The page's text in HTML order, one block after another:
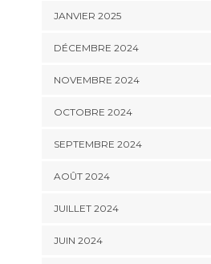
JANVIER 2025
DÉCEMBRE 2024
NOVEMBRE 2024
OCTOBRE 2024
SEPTEMBRE 2024
AOÛT 2024
JUILLET 2024
JUIN 2024